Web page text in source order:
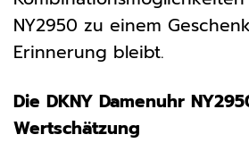
NY2950 zu einem
Erinnerung bleibt.
Die DKNY Damenuhr
Wertschätzung